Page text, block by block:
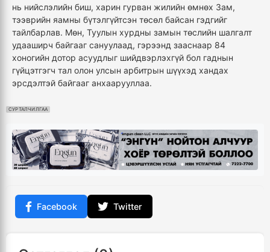
нь нийслэлийн биш, харин гурван жилийн өмнөх Зам,
тээврийн яамны бүтэлгүйтсэн төсөл байсан гэдгийг
тайлбарлав. Мөн, Туулын хурдны замын төслийн шалгалт
удааширч байгааг сануулаад, гэрээнд зааснаар 84
хоногийн дотор асуудлыг шийдвэрлэхгүй бол гаднын
гүйцэтгэгч тал олон улсын арбитрын шүүхэд хандах
эрсдэлтэй байгааг анхаарууллаа.
СУРТАЛЧИЛГАА
Facebook Twitter